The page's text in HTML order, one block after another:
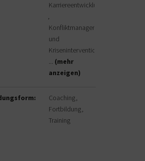
Karriereentwicklung
Konfliktmanagement
und
Krisenintervention
... (mehr
anzeigen)
Coaching
Fortbildung
Training